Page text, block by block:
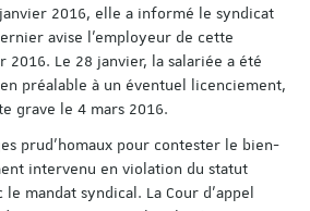
2016, elle a informé le syndicat
avise l’employeur de cette
Le 28 janvier, la salariée a été
préalable à un éventuel licenciement,
grave le 4 mars 2016.
prud’homaux pour contester le bien-
intervenu en violation du statut
mandat syndical. La Cour d’appel